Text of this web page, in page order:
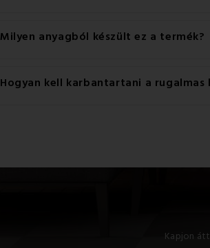
A termékhez használt anyag súlya 175 g/m².
Milyen anyagból készült ez a termék?
Ez a termék kiváló minőségű anyagból
Hogyan kell karbantartani a rugalmas
Kapjon